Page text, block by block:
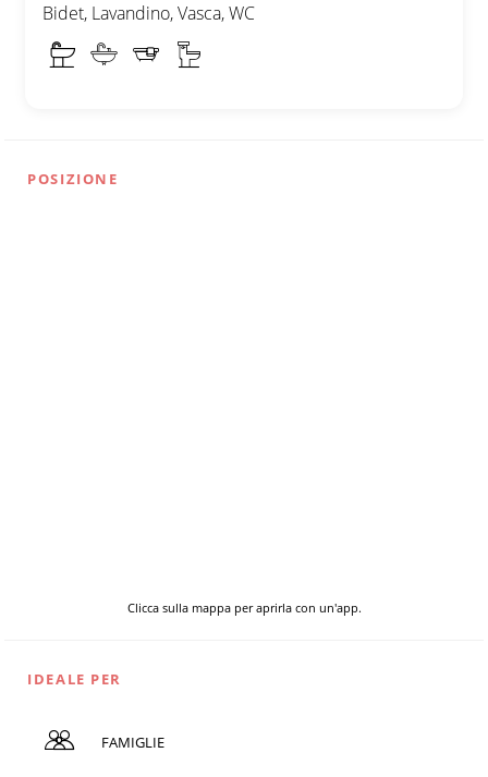
Bidet, Lavandino, Vasca, WC
POSIZIONE
Clicca sulla mappa per aprirla con un'app.
IDEALE PER
FAMIGLIE